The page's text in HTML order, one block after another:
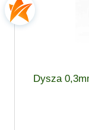
Dysza